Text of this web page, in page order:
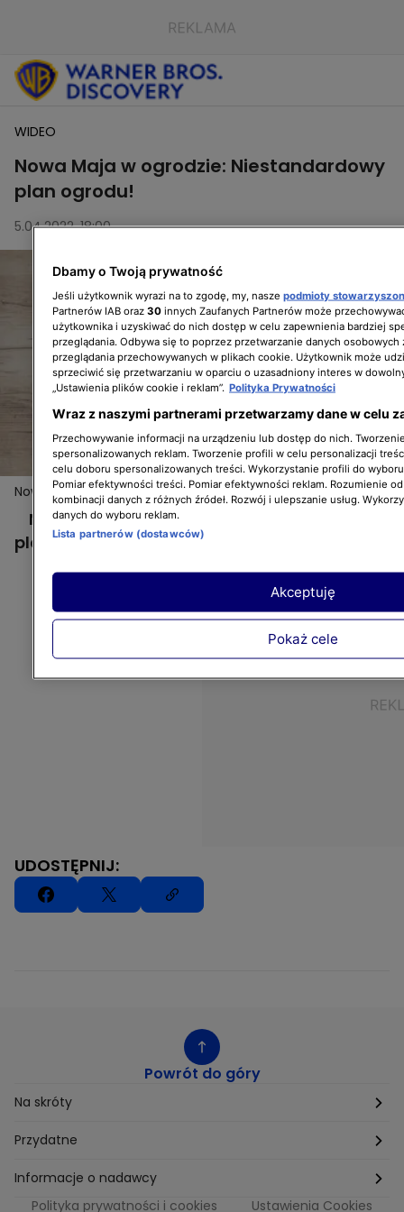
WIDEO
Nowa Maja w ogrodzie: Niestandardowy
plan ogrodu!
5.04.2022, 18:00
Nowa Maja w ogrodzie: Niestandardowy plan ogrodu!
Nowa Maja w ogrodzie: Niestandardowy
plan ogrodu!
UDOSTĘPNIJ:
Powrót do góry
Na skróty
Etyka
Supplier Diversity
Przydatne
Biuro Prasowe
Informacje o nadawcy
Polityka prywatności i cookies Ustawienia Cookies
Dbamy o Twoją prywatność
Jeśli użytkownik wyrazi na to zgodę, my, nasze podmioty
Partnerów IAB oraz 30 innych Zaufanych Partnerów może
użytkownika i uzyskiwać do nich dostęp w celu zapewnienia bardziej
przeglądania. Odbywa się to poprzez przetwarzanie danych osobowych
przeglądania przechowywanych w plikach cookie. Użytkownik może
sprzeciwić się przetwarzaniu w oparciu o uzasadniony interes w
„Ustawienia plików cookie i reklam”. Polityka Prywatności
Wraz z naszymi partnerami przetwarzamy dane w celu
Przechowywanie informacji na urządzeniu lub dostęp do nich.
spersonalizowanych reklam. Tworzenie profili w celu personalizacji
celu doboru spersonalizowanych treści. Wykorzystanie profili do
Pomiar efektywności treści. Pomiar efektywności reklam. Rozumienie
kombinacji danych z różnych źródeł. Rozwój i ulepszanie usług.
danych do wyboru reklam.
Lista partnerów (dostawców)
Pokaż cele
Akceptuję